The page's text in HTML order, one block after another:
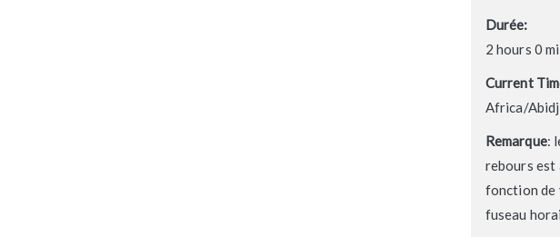
Durée:
2 hours 0
Current
Africa/
Remarque:
rebours est
fonction de
fuseau